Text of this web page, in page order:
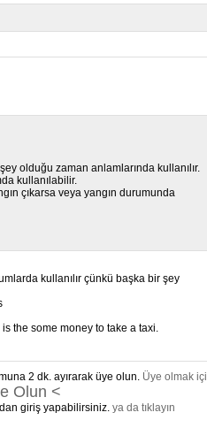
olduğu zaman anlamlarında kullanılır.
kullanılabilir.
çıkarsa veya yangın durumunda
kullanılır çünkü başka bir şey
the some money to take a taxi.
2 dk. ayırarak üye olun. Üye olmak
Olun <
giriş yapabilirsiniz. ya da tıklayın